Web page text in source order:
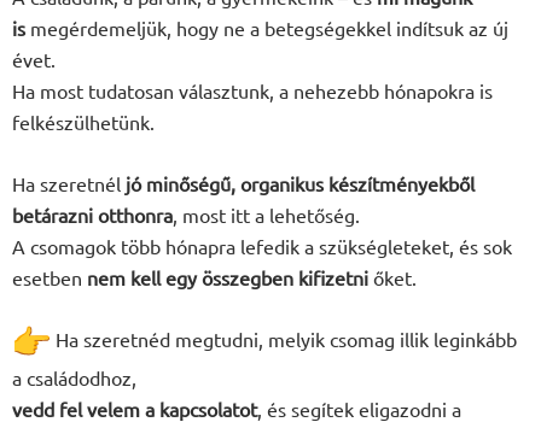
is megérdemeljük, hogy ne a betegségekkel indítsuk az új
évet.
Ha most tudatosan választunk, a nehezebb hónapokra is
felkészülhetünk.
Ha szeretnél jó minőségű, organikus készítményekből
betárazni otthonra , most itt a lehetőség.
A csomagok több hónapra lefedik a szükségleteket, és sok
esetben nem kell egy összegben kifizetni őket.
Ha szeretnéd megtudni, melyik csomag illik leginkább
a családodhoz,
vedd fel velem a kapcsolatot, és segítek eligazodni a